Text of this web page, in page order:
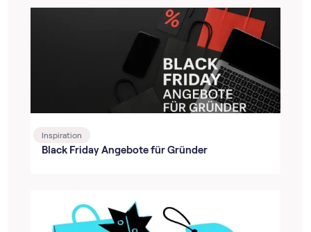
Inspiration
Black Friday Angebote für Gründer